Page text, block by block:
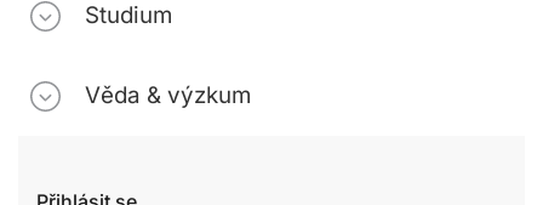
Studium
Věda & výzkum